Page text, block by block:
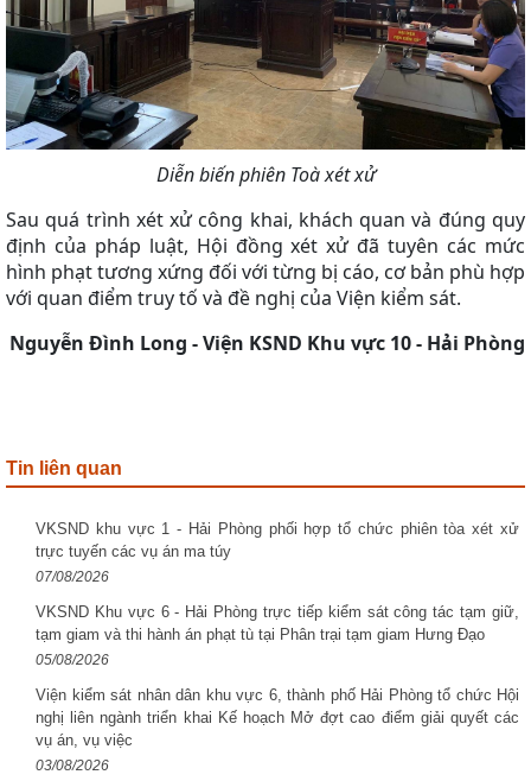
Diễn biến phiên Toà xét xử
Sau quá trình xét xử công khai, khách quan và đúng quy
định của pháp luật, Hội đồng xét xử đã tuyên các mức
hình phạt tương xứng đối với từng bị cáo, cơ bản phù hợp
với quan điểm truy tố và đề nghị của Viện kiểm sát.
Nguyễn Đình Long - Viện KSND Khu vực 10 - Hải Phòng
Tin liên quan
VKSND khu vực 1 - Hải Phòng phối hợp tổ chức phiên tòa xét xử
trực tuyến các vụ án ma túy
07/08/2026
VKSND Khu vực 6 - Hải Phòng trực tiếp kiểm sát công tác tạm giữ,
tạm giam và thi hành án phạt tù tại Phân trại tạm giam Hưng Đạo
05/08/2026
Viện kiểm sát nhân dân khu vực 6, thành phố Hải Phòng tổ chức Hội
nghị liên ngành triển khai Kế hoạch Mở đợt cao điểm giải quyết các
vụ án, vụ việc
03/08/2026